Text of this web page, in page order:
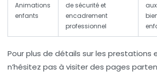
Animations
enfants
de sécurité et
encadrement
professionnel
Pour plus de détails sur les prestations
n’hésitez pas à visiter des pages